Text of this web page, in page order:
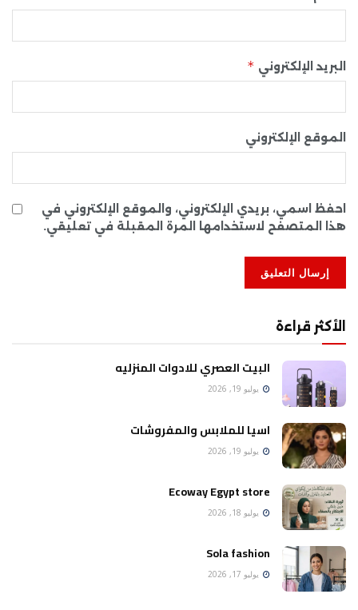
البريد الإلكتروني *
الموقع الإلكتروني
احفظ اسمي، بريدي الإلكتروني، والموقع الإلكتروني في
هذا المتصفح لاستخدامها المرة المقبلة في تعليقي.
الأكثر قراءة
البيت العصري للادوات المنزليه
يوليو 19, 2026
اسيا للملابس والمفروشات
يوليو 19, 2026
Ecoway Egypt store
يوليو 18, 2026
Sola fashion
يوليو 17, 2026